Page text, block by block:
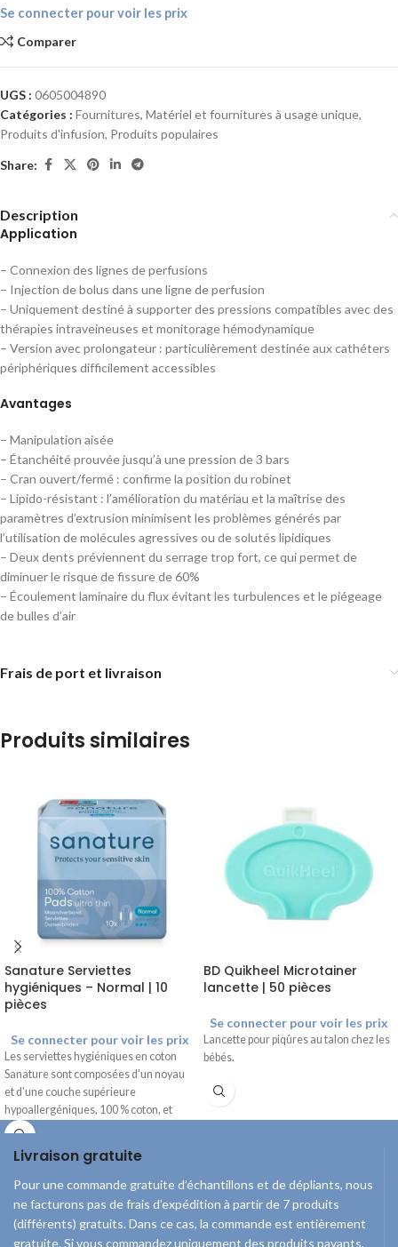
Se connecter pour voir les prix
Comparer
UGS : 0605004890
Catégories : Fournitures, Matériel et fournitures à usage unique,
Produits d'infusion, Produits populaires
Share:
Description
Application
– Connexion des lignes de perfusions
– Injection de bolus dans une ligne de perfusion
– Uniquement destiné à supporter des pressions compatibles avec des
thérapies intraveineuses et monitorage hémodynamique
– Version avec prolongateur : particulièrement destinée aux cathéters
périphériques difficilement accessibles
Avantages
– Manipulation aisée
– Étanchéité prouvée jusqu’à une pression de 3 bars
– Cran ouvert/fermé : confirme la position du robinet
– Lipido-résistant : l’amélioration du matériau et la maîtrise des
paramètres d’extrusion minimisent les problèmes générés par
l’utilisation de molécules agressives ou de solutés lipidiques
– Deux dents préviennent du serrage trop fort, ce qui permet de
diminuer le risque de fissure de 60%
– Écoulement laminaire du flux évitant les turbulences et le piégeage
de bulles d’air
Frais de port et livraison
Produits similaires
Sanature Serviettes
hygiéniques – Normal | 10
pièces
Se connecter pour voir les prix
Les serviettes hygiéniques en coton
Sanature sont composées d'un noyau
et d'une couche supérieure
hypoallergéniques, 100 % coton, et
sont exemptes de chlore et de parfum.
et empêchent le pansement de glisser.
BD Quikheel Microtainer
lancette | 50 pièces
Se connecter pour voir les prix
Lancette pour piqûres au talon chez les
bébés.
Livraison gratuite
Pour une commande gratuite d’échantillons et de dépliants, nous
ne facturons pas de frais d’expédition à partir de 7 produits
(différents) gratuits. Dans ce cas, la commande est entièrement
gratuite. Si vous commandez uniquement des produits payants,